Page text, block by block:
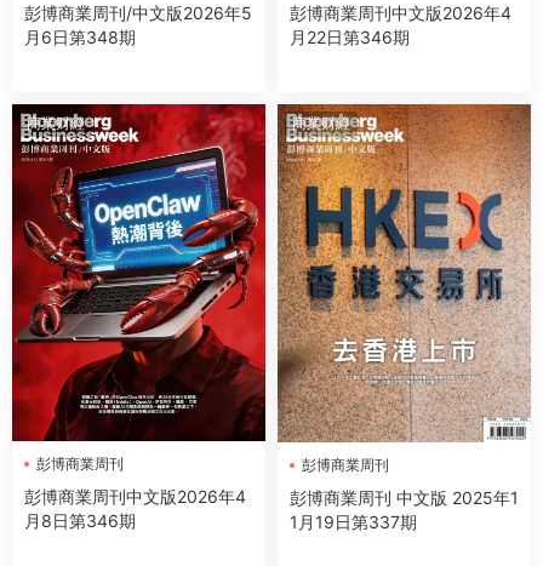
彭博商業周刊/中文版2026年5
月6日第348期
彭博商業周刊中文版2026年4
月22日第346期
商業财經
彭博商業周刊
彭博商業周刊中文版2026年4
月8日第346期
商業财經
彭博商業周刊
彭博商業周刊 中文版 2025年1
1月19日第337期